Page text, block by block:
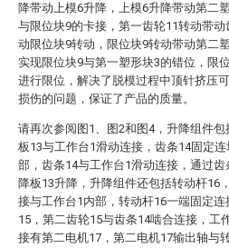
降带动上模6升降，上模6升降带动第二
与限位块9的卡接，第一齿轮11转动带
动限位块9转动，限位块9转动带动第二
实现限位块9与第一塑形块3的错位，限
进行限位，解决了脱模过程中顶针挤压
损伤的问题，保证了产品的质量。
请再次参阅图1、图2和图4，升降组件
板13与工作台1滑动连接，齿条14固定
部，齿条14与工作台1滑动连接，通过
降板13升降，升降组件还包括转动杆16
接与工作台1内部，转动杆16一端固定
15，第二齿轮15与齿条14啮合连接，工
接有第二电机17，第二电机17输出轴与